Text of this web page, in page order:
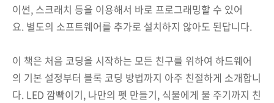
이썬, 스크래치 등을 이용해서 바로 프로그래밍할 수 있어
요. 별도의 소프트웨어를 추가로 설치하지 않아도 된답니다.
이 책은 처음 코딩을 시작하는 모든 친구를 위하여 하드웨어
의 기본 설정부터 블록 코딩 방법까지 아주 친절하게 소개합니
다. LED 깜빡이기, 나만의 펫 만들기, 식물에게 물 주기까지 친